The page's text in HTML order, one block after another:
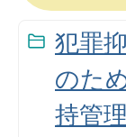
犯罪
のた
持管理